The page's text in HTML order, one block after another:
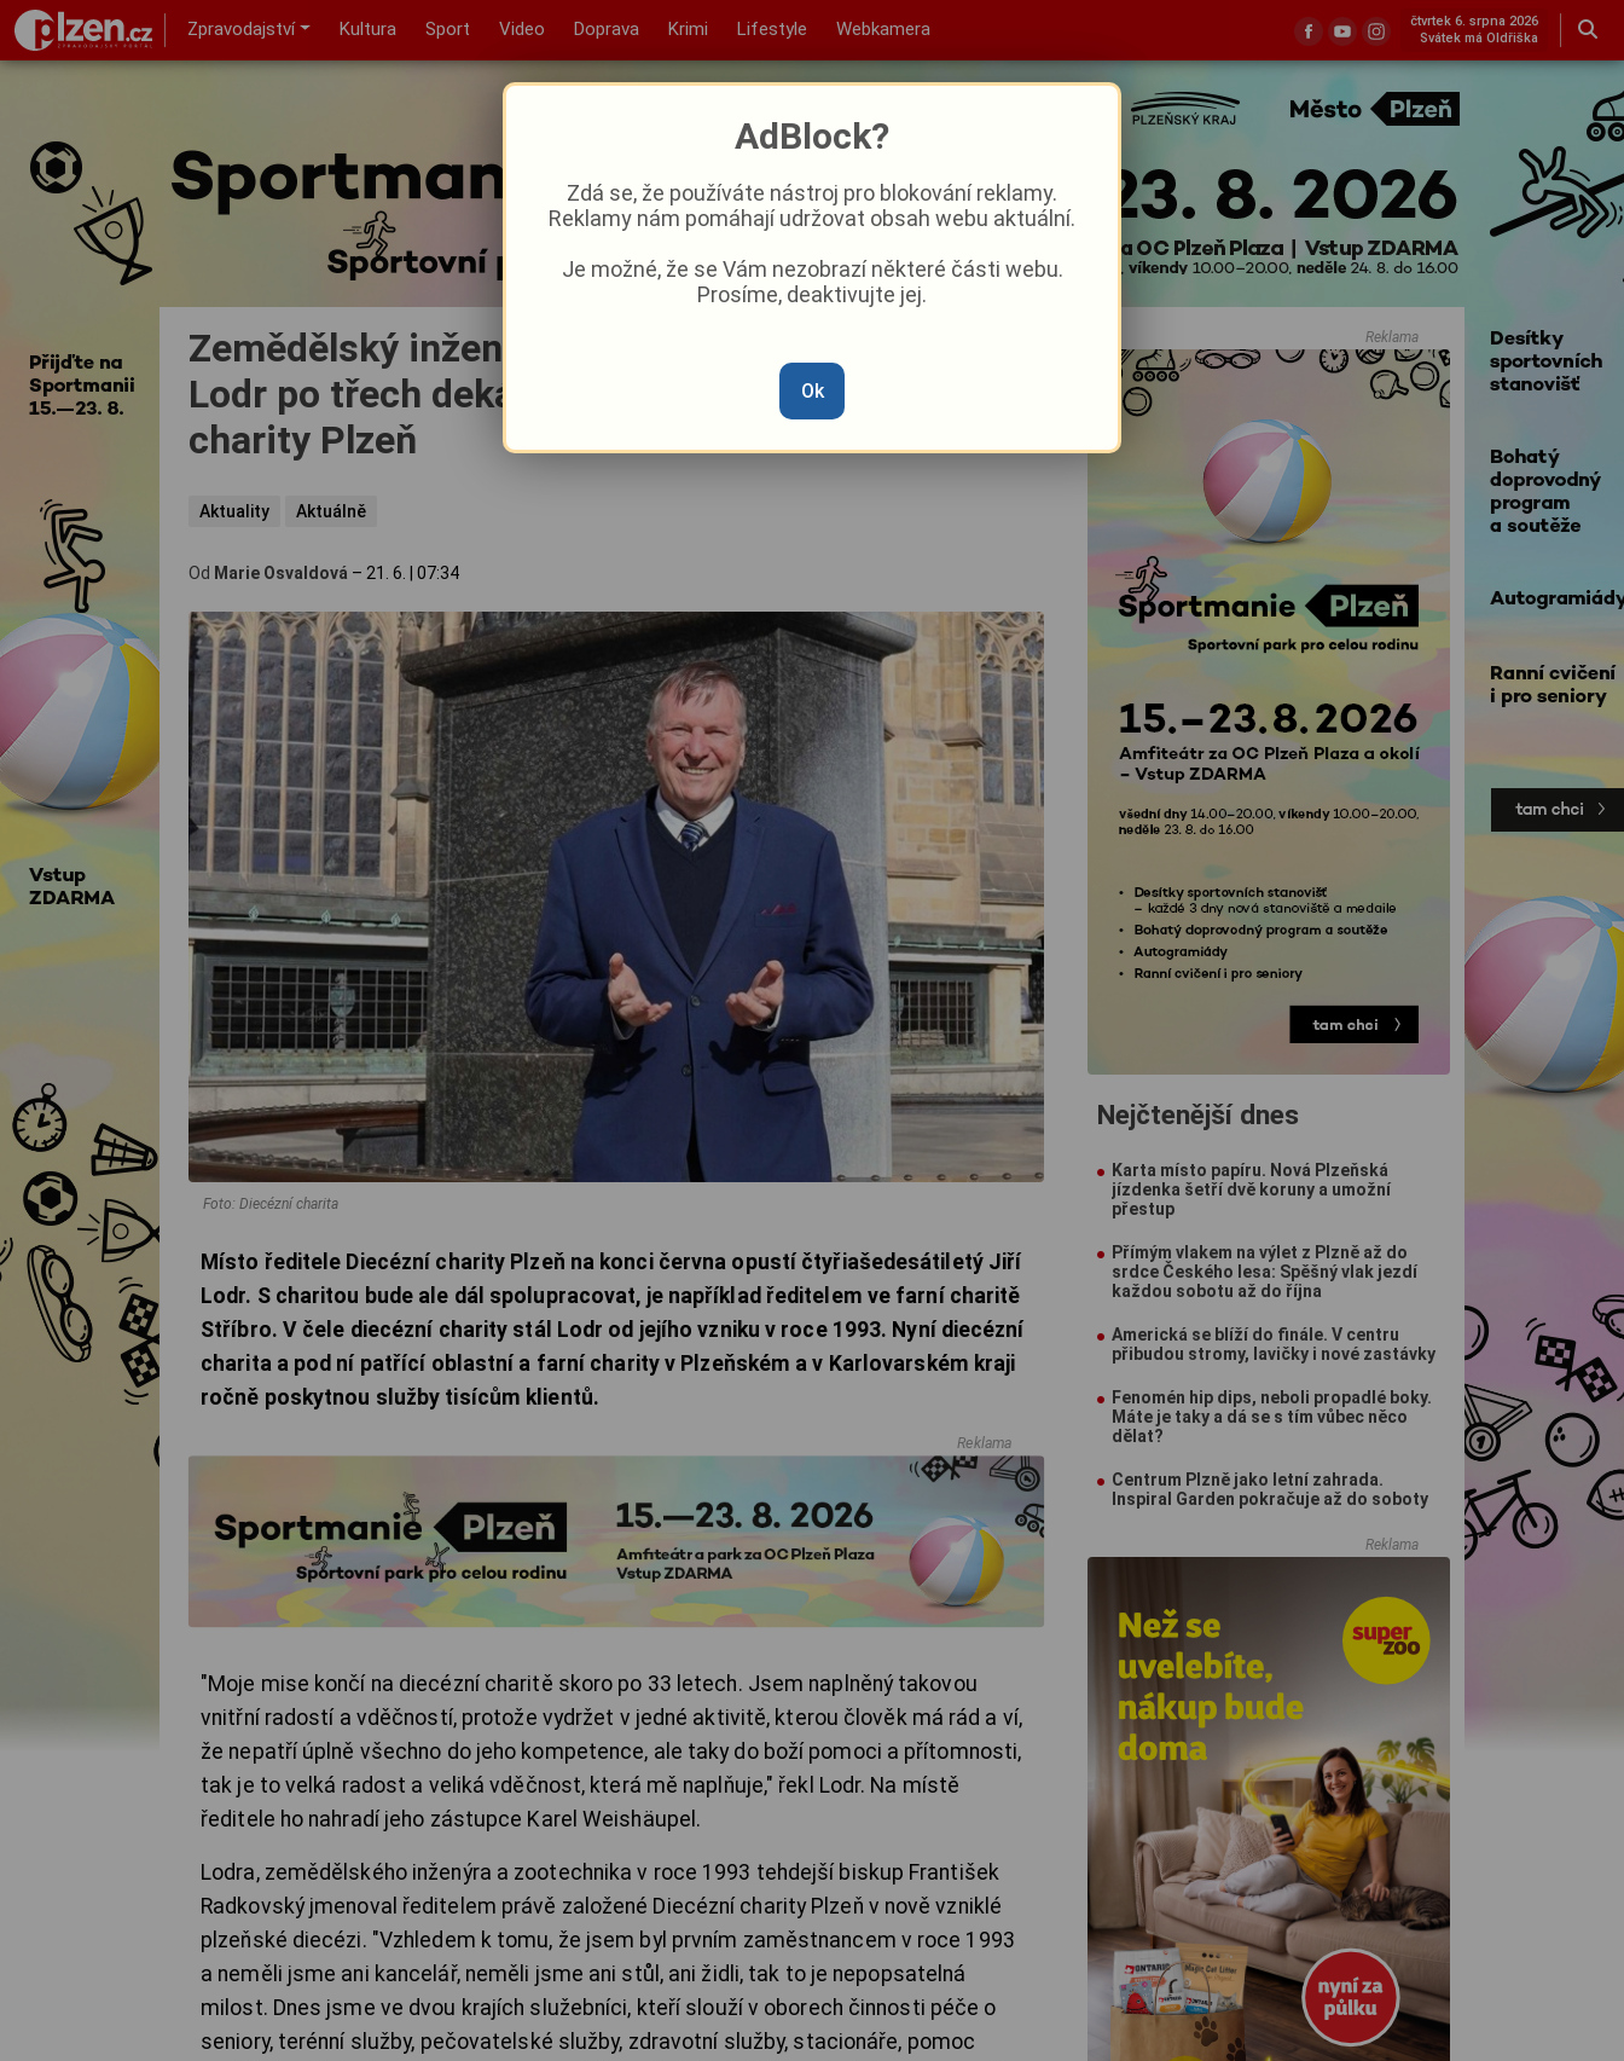
Zpravodajství Kultura Sport Video Doprava Krimi Lifestyle Webkamera
čtvrtek 6. srpna 2026
Svátek má Oldřiška
Zemědělský inženýr, kterému tleskal i papež. Jiří
Lodr po třech dekádách opouští vedení Diecézní
charity Plzeň
Aktuality Aktuálně
Od Marie Osvaldová – 21. 6. 07:34
Foto: Diecézní charita
Místo ředitele Diecézní charity Plzeň na konci června opustí čtyřiašedesátiletý Jiří
Lodr. S charitou bude ale dál spolupracovat, je například ředitelem ve farní charitě
Stříbro. V čele diecézní charity stál Lodr od jejího vzniku v roce 1993. Nyní diecézní
charita a pod ní patřící oblastní a farní charity v Plzeňském a v Karlovarském kraji
ročně poskytnou služby tisícům klientů.
Reklama
"Moje mise končí na diecézní charitě skoro po 33 letech. Jsem naplněný takovou
vnitřní radostí a vděčností, protože vydržet v jedné aktivitě, kterou člověk má rád a ví,
že nepatří úplně všechno do jeho kompetence, ale taky do boží pomoci a přítomnosti,
tak je to velká radost a veliká vděčnost, která mě naplňuje," řekl Lodr. Na místě
ředitele ho nahradí jeho zástupce Karel Weishäupel.
Lodra, zemědělského inženýra a zootechnika v roce 1993 tehdejší biskup František
Radkovský jmenoval ředitelem právě založené Diecézní charity Plzeň v nově vzniklé
plzeňské diecézi. "Vzhledem k tomu, že jsem byl prvním zaměstnancem v roce 1993
a neměli jsme ani kancelář, neměli jsme ani stůl, ani židli, tak to je nepopsatelná
milost. Dnes jsme ve dvou krajích služebníci, kteří slouží v oborech činnosti péče o
seniory, terénní služby, pečovatelské služby, zdravotní služby, stacionáře, pomoc
Reklama
Nejčtenější dnes
Karta místo papíru. Nová Plzeňská
jízdenka šetří dvě koruny a umožní
přestup
Přímým vlakem na výlet z Plzně až do
srdce Českého lesa: Spěšný vlak jezdí
každou sobotu až do října
Americká se blíží do finále. V centru
přibudou stromy, lavičky i nové zastávky
Fenomén hip dips, neboli propadlé boky.
Máte je taky a dá se s tím vůbec něco
dělat?
Centrum Plzně jako letní zahrada.
Inspiral Garden pokračuje až do soboty
Reklama
AdBlock?
Zdá se, že používáte nástroj pro blokování reklamy.
Reklamy nám pomáhají udržovat obsah webu aktuální.
Je možné, že se Vám nezobrazí některé části webu.
Prosíme, deaktivujte jej.
Ok